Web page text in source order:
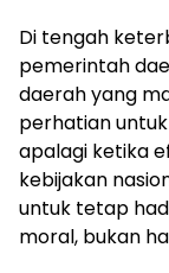
Di tengah
pemerintah
daerah yang
perhatian
apalagi ketika
kebijakan
untuk tetap
moral, bukan